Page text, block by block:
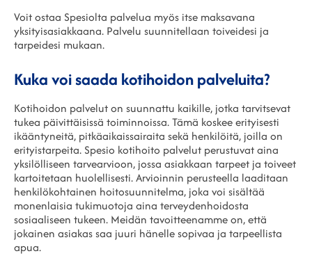
Voit ostaa Spesiolta palvelua myös itse maksavana
yksityisasiakkaana. Palvelu suunnitellaan toiveidesi ja
tarpeidesi mukaan.
Kuka voi saada kotihoidon palveluita?
Kotihoidon palvelut on suunnattu kaikille, jotka tarvitsevat
tukea päivittäisissä toiminnoissa. Tämä koskee erityisesti
ikääntyneitä, pitkäaikaissairaita sekä henkilöitä, joilla on
erityistarpeita. Spesio kotihoito palvelut perustuvat aina
yksilölliseen tarvearvioon, jossa asiakkaan tarpeet ja toiveet
kartoitetaan huolellisesti. Arvioinnin perusteella laaditaan
henkilökohtainen hoitosuunnitelma, joka voi sisältää
monenlaisia tukimuotoja aina terveydenhoidosta
sosiaaliseen tukeen. Meidän tavoitteenamme on, että
jokainen asiakas saa juuri hänelle sopivaa ja tarpeellista
apua.